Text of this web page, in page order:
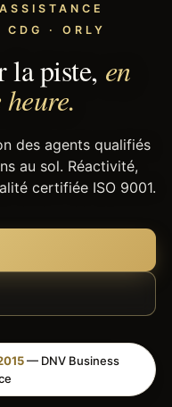
· ORLY
la piste, en
des agents qualifiés
au sol. Réactivité,
certifiée ISO 9001.
— DNV Business